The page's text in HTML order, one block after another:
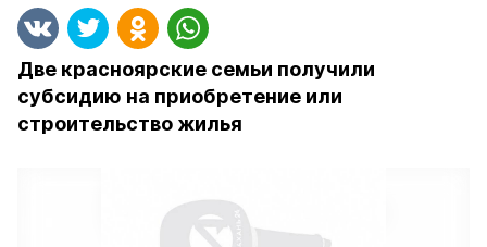
Две красноярские семьи получили
субсидию на приобретение или
строительство жилья